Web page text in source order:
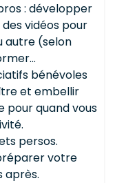
: développer
vidéos pour
autre (selon
bénévoles
et embellir
pour quand vous
persos.
votre
après.